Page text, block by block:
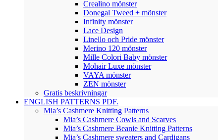
Crealino mönster
Donegal Tweed + mönster
Infinity mönster
Lace Design
Linello och Pride mönster
Merino 120 mönster
Mille Colori Baby mönster
Mohair Luxe mönster
VAYA mönster
ZEN mönster
Gratis beskrivningar
ENGLISH PATTERNS PDF.
Mia’s Cashmere Knitting Patterns
Mia’s Cashmere Cowls and Scarves
Mia’s Cashmere Beanie Knitting Patterns
Mia’s Cashmere sweaters and Cardigans